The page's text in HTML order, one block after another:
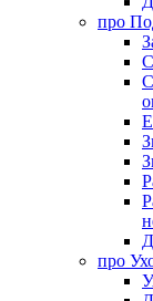
про
про